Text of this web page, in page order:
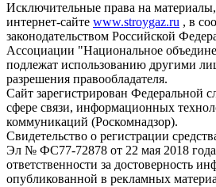
Исключительные права на
интернет-сайте www.stroygaz.ru , в
законодательством Российской
Ассоциации "Национальное
подлежат использованию другими
разрешения правообладателя.
Сайт зарегистрирован Федеральной
сфере связи, информационных
коммуникаций (Роскомнадзор).
Свидетельство о регистрации
Эл № ФС77-72878 от 22 мая 2018
ответственности за достоверность
опубликованной в рекламных